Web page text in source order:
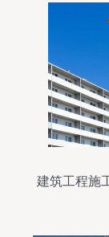
建筑工程施